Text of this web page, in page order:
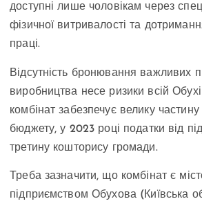
доступні лише чоловікам через
фізичної витривалості та
праці.
Відсутність бронювання важливих
виробництва несе ризики всій
комбінат забезпечує велику
бюджету, у 2023 році податки від
третину кошторису громади.
Треба зазначити, що комбінат є
підприємством Обухова (Київська